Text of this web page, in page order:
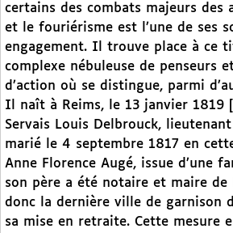
certains des combats majeurs des
et le fouriérisme est l’une de ses
engagement. Il trouve place à ce
complexe nébuleuse de penseurs
d’action où se distingue, parmi
Il naît à Reims, le 13 janvier 1819
Servais Louis Delbrouck,
marié le 4 septembre 1817 en
Anne Florence Augé, issue d’une
son père a été notaire et maire de
donc la dernière ville de garnison
sa mise en retraite. Cette mesure